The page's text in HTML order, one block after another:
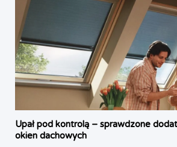
Upał pod kontrolą – sprawdzone
okien dachowych